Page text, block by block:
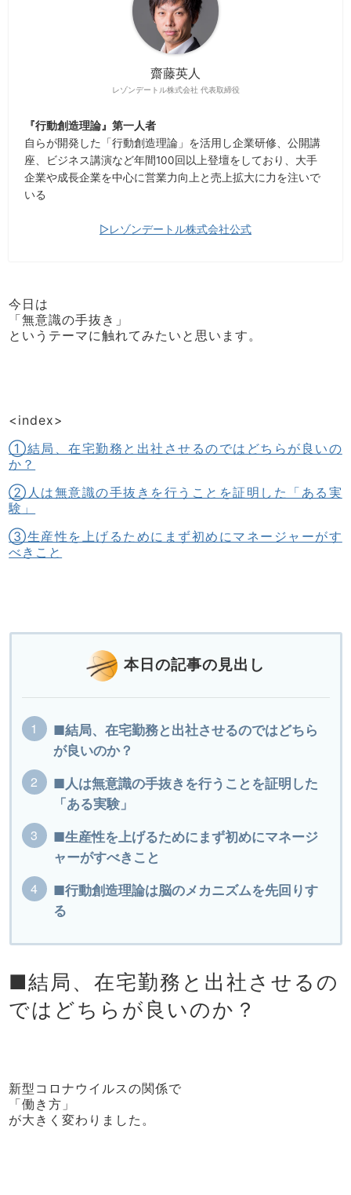
齋藤英人
レゾンデートル株式会社 代表取締役
『行動創造理論』第一人者
自らが開発した「行動創造理論」を活用し企業研修、公開講
座、ビジネス講演など年間100回以上登壇をしており、大手
企業や成長企業を中心に営業力向上と売上拡大に力を注いで
いる
▷レゾンデートル株式会社公式
今日は
「無意識の手抜き」
というテーマに触れてみたいと思います。
<index>
①結局、在宅勤務と出社させるのではどちらが良いの
か？
②人は無意識の手抜きを行うことを証明した「ある実
験」
③生産性を上げるためにまず初めにマネージャーがす
べきこと
本日の記事の見出し
■結局、在宅勤務と出社させるのではどちら
が良いのか？
■人は無意識の手抜きを行うことを証明した
「ある実験」
■生産性を上げるためにまず初めにマネージ
ャーがすべきこと
■行動創造理論は脳のメカニズムを先回りす
る
■結局、在宅勤務と出社させるの
ではどちらが良いのか？
新型コロナウイルスの関係で
「働き方」
が大きく変わりました。